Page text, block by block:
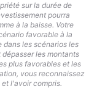
sur la durée de
pourra
à la baisse. Votre
favorable à la
dans les scénarios les
les montants
plus favorables et les
vous reconnaissez
l'avoir compris.